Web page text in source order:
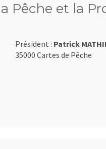
Pêche et la
Président : Patrick
35000 Cartes de Pêche